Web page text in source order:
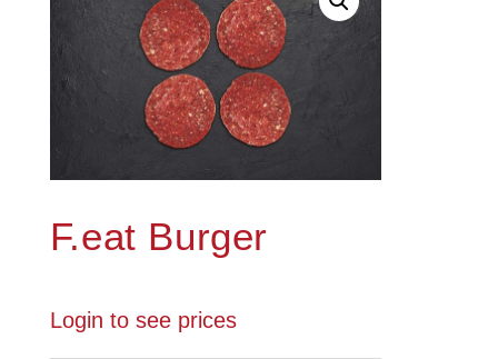
F.eat Burger
Login to see prices